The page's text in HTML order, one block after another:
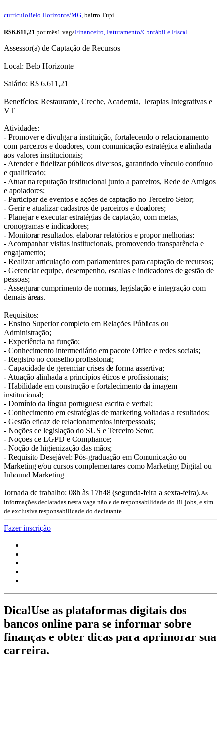
curriculoBelo Horizonte/MG , bairro Tupi
R$6.611,21 por mês1 vagaFinanceiro, Faturamento/Contábil e Fiscal
Assessor(a) de Captação de Recursos
Local: Belo Horizonte
Salário: R$ 6.611,21
Benefícios: Restaurante, Creche, Academia, Terapias Integrativas e
VT
Atividades:
- Promover e divulgar a instituição, fortalecendo o relacionamento
com parceiros e doadores, com comunicação estratégica e alinhada
aos valores institucionais;
- Atender e fidelizar públicos diversos, garantindo vínculo contínuo
e qualificado;
- Atuar na reputação institucional junto a parceiros, Rede de Amigos
e apoiadores;
- Participar de eventos e ações de captação no Terceiro Setor;
- Gerir e atualizar cadastros de parceiros e doadores;
- Planejar e executar estratégias de captação, com metas,
cronogramas e indicadores;
- Monitorar resultados, elaborar relatórios e propor melhorias;
- Acompanhar visitas institucionais, promovendo transparência e
engajamento;
- Realizar articulação com parlamentares para captação de recursos;
- Gerenciar equipe, desempenho, escalas e indicadores de gestão de
pessoas;
- Assegurar cumprimento de normas, legislação e integração com
demais áreas.
Requisitos:
- Ensino Superior completo em Relações Públicas ou
Administração;
- Experiência na função;
- Conhecimento intermediário em pacote Office e redes sociais;
- Registro no conselho profissional;
- Capacidade de gerenciar crises de forma assertiva;
- Atuação alinhada a princípios éticos e profissionais;
- Habilidade em construção e fortalecimento da imagem
institucional;
- Domínio da língua portuguesa escrita e verbal;
- Conhecimento em estratégias de marketing voltadas a resultados;
- Gestão eficaz de relacionamentos interpessoais;
- Noções de legislação do SUS e Terceiro Setor;
- Noções de LGPD e Compliance;
- Noção de higienização das mãos;
- Requisito Desejável: Pós-graduação em Comunicação ou
Marketing e/ou cursos complementares como Marketing Digital ou
Inbound Marketing.
Jornada de trabalho: 08h às 17h48 (segunda-feira a sexta-feira).As
informações declaradas nesta vaga não é de responsabilidade do BHjobs, e sim
de exclusiva responsabilidade do declarante.
Fazer inscrição
Dica!Use as plataformas digitais dos
bancos online para se informar sobre
finanças e obter dicas para aprimorar sua
carreira.